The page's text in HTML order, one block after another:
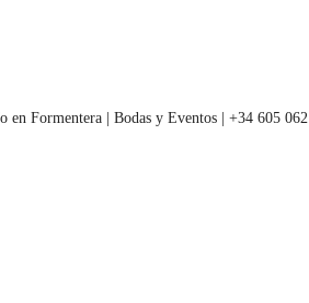
en Formentera | Bodas y Eventos | +34 605 062